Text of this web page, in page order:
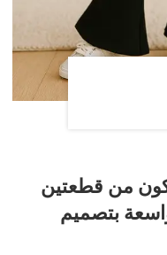
من قطعتين
بتصميم